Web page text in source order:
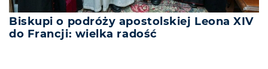
Biskupi o podróży apostolskiej Leona XIV
do Francji: wielka radość